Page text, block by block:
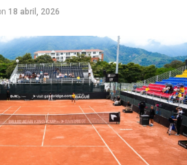
18 abril, 2026